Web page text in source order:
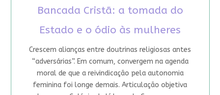
Bancada Cristã: a tomada do
Estado e o ódio às mulheres
Crescem alianças entre doutrinas religiosas antes
“adversárias”. Em comum, convergem na agenda
moral de que a reivindicação pela autonomia
feminina foi longe demais. Articulação objetiva